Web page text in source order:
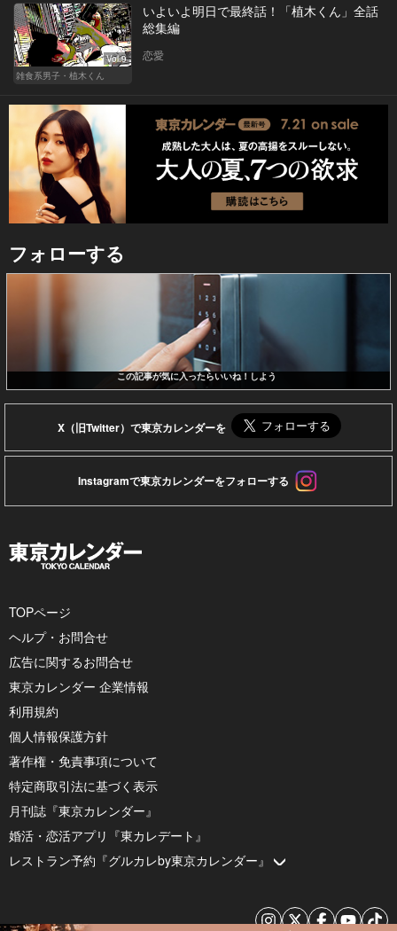
Vol.9
雑食系男子・植木くん
いよいよ明日で最終話！「植木くん」全話
総集編
恋愛
フォローする
この記事が気に入ったらいいね！しよう
X（旧Twitter）で東京カレンダーを
Instagramで東京カレンダーをフォローする
TOPページ
ヘルプ・お問合せ
広告に関するお問合せ
東京カレンダー 企業情報
利用規約
個人情報保護方針
著作権・免責事項について
特定商取引法に基づく表示
月刊誌『東京カレンダー』
婚活・恋活アプリ『東カレデート』
レストラン予約『グルカレby東京カレンダー』